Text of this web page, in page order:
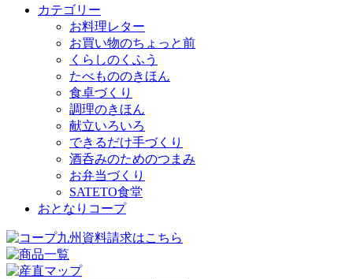
カテゴリー
お料理レター
お買い物のちょっと前
くらしのくふう
たべもののきほん
食卓づくり
調理のきほん
献立いろいろ
できるだけ手づくり
酒呑みのためのつまみ
お弁当づくり
SATETO食堂
おとなりコープ